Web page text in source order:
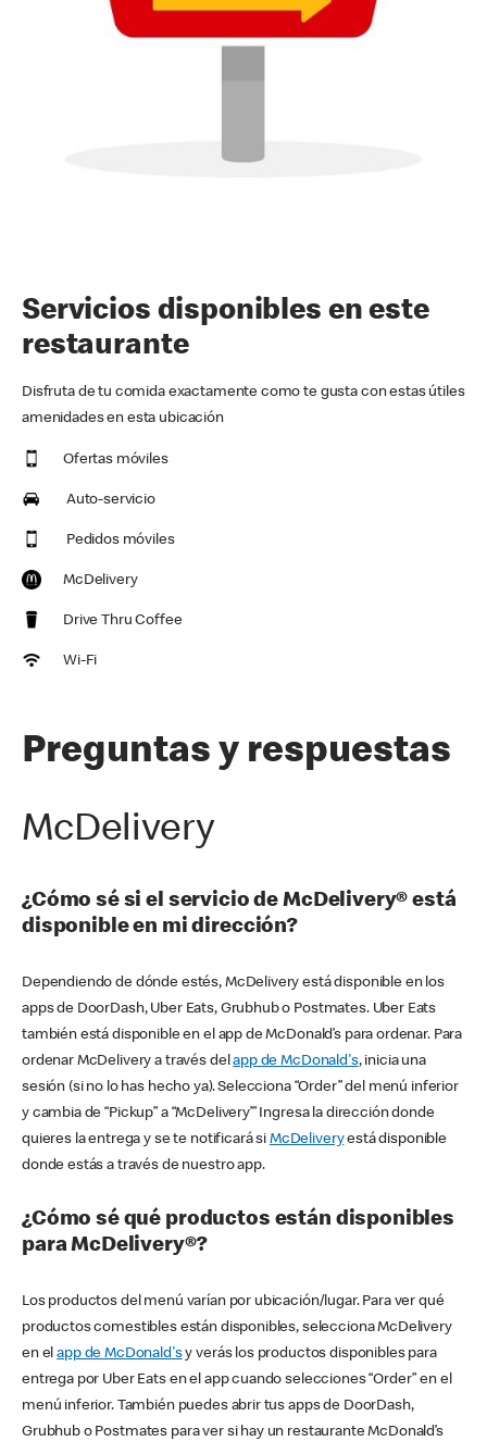
Servicios disponibles en este
restaurante
Disfruta de tu comida exactamente como te gusta con estas útiles
amenidades en esta ubicación
Ofertas móviles
Auto-servicio
Pedidos móviles
McDelivery
Drive Thru Coffee
Wi-Fi
Preguntas y respuestas
McDelivery
¿Cómo sé si el servicio de McDelivery® está
disponible en mi dirección?
Dependiendo de dónde estés, McDelivery está disponible en los
apps de DoorDash, Uber Eats, Grubhub o Postmates. Uber Eats
también está disponible en el app de McDonald’s para ordenar. Para
ordenar McDelivery a través delapp de McDonald's, inicia una
sesión (si no lo has hecho ya). Selecciona “Order” del menú inferior
y cambia de “Pickup” a “McDelivery’” Ingresa la dirección donde
quieres la entrega y se te notificará si McDeliveryestá disponible
donde estás a través de nuestro app.
¿Cómo sé qué productos están disponibles
para McDelivery®?
Los productos del menú varían por ubicación/lugar. Para ver qué
productos comestibles están disponibles, selecciona McDelivery
en elapp de McDonald'sy verás los productos disponibles para
entrega por Uber Eats en el app cuando selecciones “Order” en el
menú inferior. También puedes abrir tus apps de DoorDash,
Grubhub o Postmates para ver si hay un restaurante McDonald’s